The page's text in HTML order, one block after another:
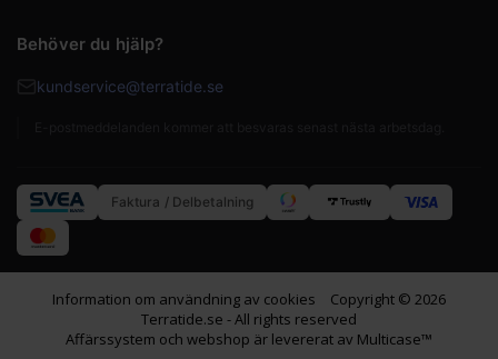
Behöver du hjälp?
kundservice@terratide.se
Faktura / Delbetalning
Information om användning av cookies
Copyright © 2026
Terratide.se - All rights reserved
Affärssystem och webshop är levererat av Multicase™